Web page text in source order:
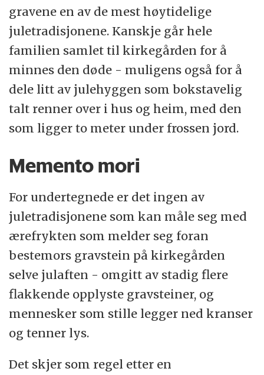
gravene en av de mest høytidelige
juletradisjonene. Kanskje går hele
familien samlet til kirkegården for å
minnes den døde - muligens også for å
dele litt av julehyggen som bokstavelig
talt renner over i hus og heim, med den
som ligger to meter under frossen jord.
Memento mori
For undertegnede er det ingen av
juletradisjonene som kan måle seg med
ærefrykten som melder seg foran
bestemors gravstein på kirkegården
selve julaften - omgitt av stadig flere
flakkende opplyste gravsteiner, og
mennesker som stille legger ned kranser
og tenner lys.
Det skjer som regel etter en